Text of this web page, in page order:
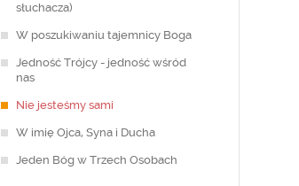
słuchacza)
W poszukiwaniu tajemnicy Boga
Jedność Trójcy - jedność wśród
nas
Nie jesteśmy sami
W imię Ojca, Syna i Ducha
Jeden Bóg w Trzech Osobach